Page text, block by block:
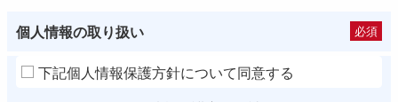
個人情報の取り扱い 必須
下記個人情報保護方針について同意する